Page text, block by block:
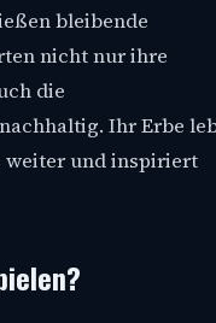
bleibende
nicht nur ihre
die
Ihr Erbe
weiter und inspiriert